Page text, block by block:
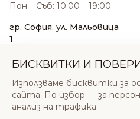
Пон – Съб: 10:00 – 19:00
гр. София, ул. Мальовица
1
sales@odonatacosmetics.com
Нед: 11:00 – 18:00
БИСКВИТКИ И
Използваме бисквитки за
сайта. По избор — за
анализ на трафика.